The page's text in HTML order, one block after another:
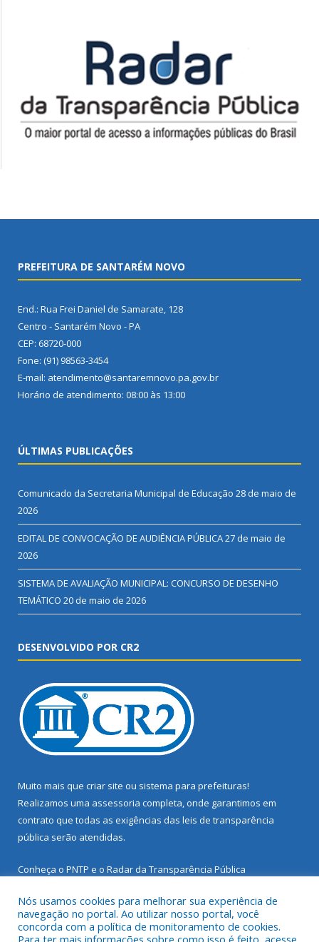
PREFEITURA DE SANTARÉM NOVO
End.: Rua Frei Daniel de Samarate, 128
Centro - Santarém Novo - PA
CEP: 68720-000
Fone: (91) 98563-3454
E-mail: atendimento@santaremnovo.pa.gov.br
Horário de atendimento: 08:00 às 13:00
ÚLTIMAS PUBLICAÇÕES
Comunicado da Secretaria Municipal de Educação 28 de maio de
2026
EDITAL DE CONVOCAÇÃO DE AUDIÊNCIA PÚBLICA27 de maio de
2026
SISTEMA DE AVALIAÇÃO MUNICIPAL: CONCURSO DE DESENHO
TEMÁTICO 20 de maio de 2026
DESENVOLVIDO POR CR2
Muito mais que criar site ou sistema para prefeituras!
Realizamos uma assessoria completa, onde garantimos em
contrato que todas as exigências das leis de transparência
pública serão atendidas.
Conheça o PNTP e o Radar da Transparência Pública
Nós usamos cookies para melhorar sua experiência de
navegação no portal. Ao utilizar nosso portal, você
concorda com a política de monitoramento de cookies.
Para ter mais informações sobre como isso é feito, acesse